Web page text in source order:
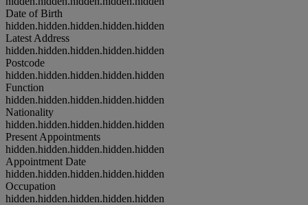
Date of Birth
hidden.hidden.hidden.hidden.hidden
Latest Address
hidden.hidden.hidden.hidden.hidden
Postcode
hidden.hidden.hidden.hidden.hidden
Function
hidden.hidden.hidden.hidden.hidden
Nationality
hidden.hidden.hidden.hidden.hidden
Present Appointments
hidden.hidden.hidden.hidden.hidden
Appointment Date
hidden.hidden.hidden.hidden.hidden
Occupation
hidden.hidden.hidden.hidden.hidden